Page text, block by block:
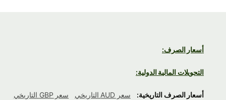
أسعار الصرف:
التحويلات المالية الدولية:
أسعار الصرف التاريخية: سعر AUD التاريخي
سعر GBP التاريخي